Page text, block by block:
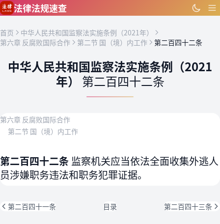
跳到主要内容
法律法规速查
首页
中华人民共和国监察法实施条例（2021年）
第六章 反腐败国际合作
第二节 国（境）内工作 第二百四十二条
中华人民共和国监察法实施条例（2021
年） 第二百四十二条
第六章 反腐败国际合作
第二节 国（境）内工作
第二百四十二条 监察机关应当依法全面收集外逃人
员涉嫌职务违法和职务犯罪证据。
第二百四十一条 目录 第二百四十三条